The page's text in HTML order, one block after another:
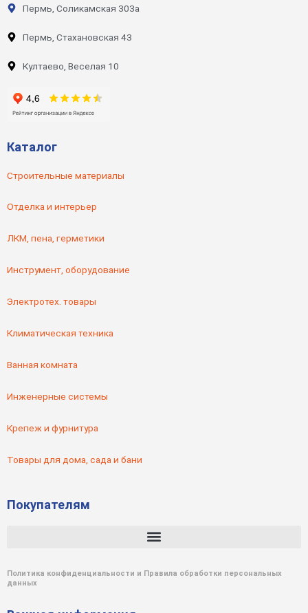
Пермь, Соликамская 303а
Пермь, Стахановская 43
Култаево, Веселая 10
Каталог
Строительные материалы
Отделка и интерьер
ЛКМ, пена, герметики
Инструмент, оборудование
Электротех. товары
Климатическая техника
Ванная комната
Инженерные системы
Крепеж и фурнитура
Товары для дома, сада и бани
Покупателям
Политика конфиденциальности и Правила обработки персональных
данных